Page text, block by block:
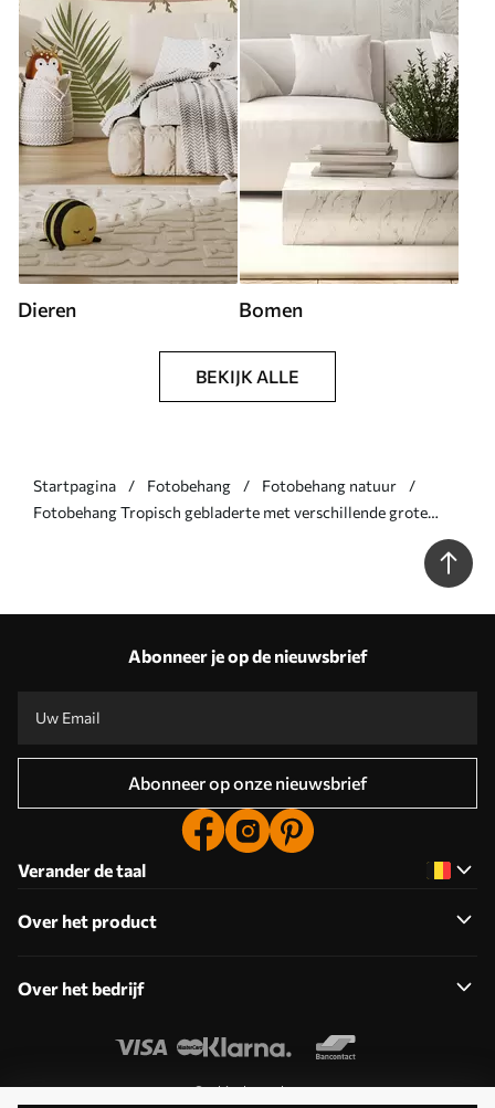
Dieren Bomen
BEKIJK ALLE
Startpagina Fotobehang
Fotobehang natuur
Fotobehang Tropisch gebladerte met verschillende grote
groene bladeren, waaronder bananenbladeren, palmbladeren
Abonneer je op de nieuwsbrief
Abonneer op onze nieuwsbrief
Verander de taal
Over het product
Over het bedrijf
Cookies bewerken